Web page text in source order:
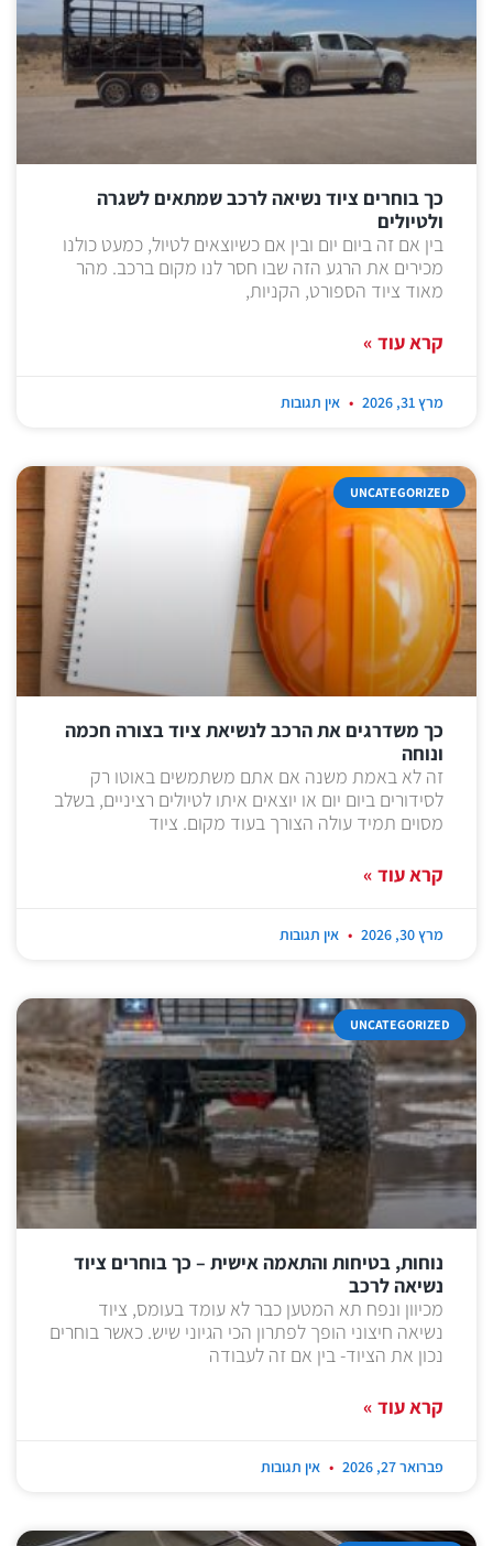
כך בוחרים ציוד נשיאה לרכב שמתאים לשגרה
ולטיולים
בין אם זה ביום יום ובין אם כשיוצאים לטיול, כמעט כולנו
מכירים את הרגע הזה שבו חסר לנו מקום ברכב. מהר
מאוד ציוד הספורט, הקניות,
קרא עוד »
מרץ 31, 2026 אין תגובות
UNCATEGORIZED
כך משדרגים את הרכב לנשיאת ציוד בצורה חכמה
ונוחה
זה לא באמת משנה אם אתם משתמשים באוטו רק
לסידורים ביום יום או יוצאים איתו לטיולים רציניים, בשלב
מסוים תמיד עולה הצורך בעוד מקום. ציוד
קרא עוד »
מרץ 30, 2026 אין תגובות
UNCATEGORIZED
נוחות, בטיחות והתאמה אישית – כך בוחרים ציוד
נשיאה לרכב
מכיוון ונפח תא המטען כבר לא עומד בעומס, ציוד
נשיאה חיצוני הופך לפתרון הכי הגיוני שיש. כאשר בוחרים
נכון את הציוד- בין אם זה לעבודה
קרא עוד »
פברואר 27, 2026 אין תגובות